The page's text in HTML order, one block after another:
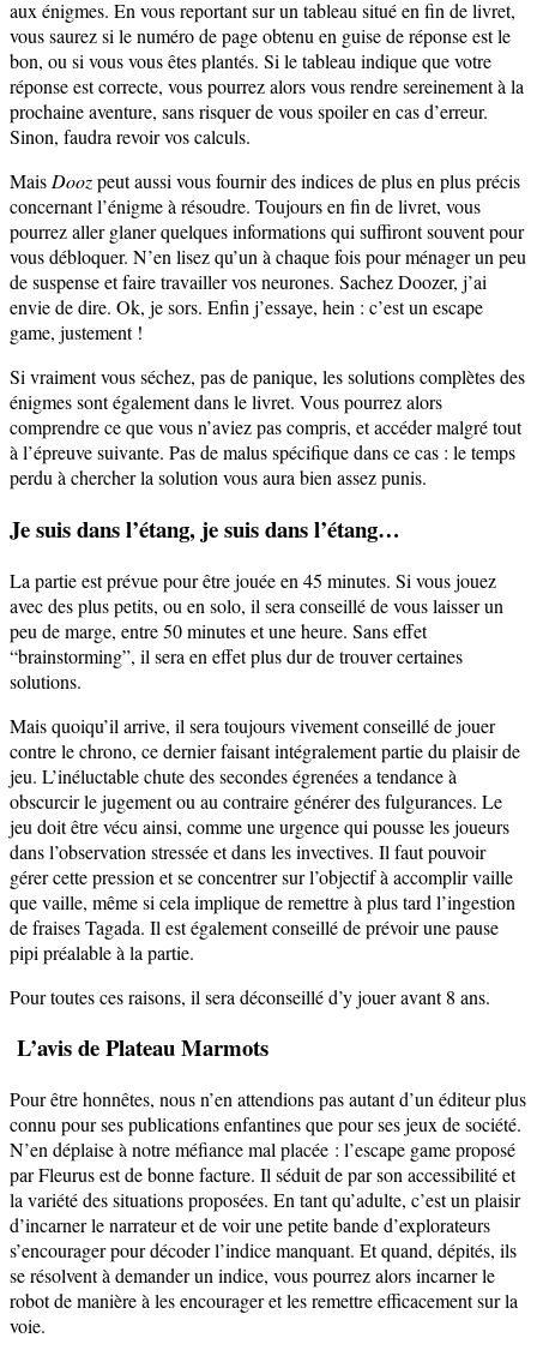
aux énigmes. En vous reportant sur un tableau situé en fin de livret,
vous saurez si le numéro de page obtenu en guise de réponse est le
bon, ou si vous vous êtes plantés. Si le tableau indique que votre
réponse est correcte, vous pourrez alors vous rendre sereinement à la
prochaine aventure, sans risquer de vous spoiler en cas d’erreur.
Sinon, faudra revoir vos calculs.
MaisDoozpeut aussi vous fournir des indices de plus en plus précis
concernant l’énigme à résoudre. Toujours en fin de livret, vous
pourrez aller glaner quelques informations qui suffiront souvent pour
vous débloquer. N’en lisez qu’un à chaque fois pour ménager un peu
de suspense et faire travailler vos neurones. Sachez Doozer, j’ai
envie de dire. Ok, je sors. Enfin j’essaye, hein : c’est un escape
game, justement !
Si vraiment vous séchez, pas de panique, les solutions complètes des
énigmes sont également dans le livret. Vous pourrez alors
comprendre ce que vous n’aviez pas compris, et accéder malgré tout
à l’épreuve suivante. Pas de malus spécifique dans ce cas : le temps
perdu à chercher la solution vous aura bien assez punis.
Je suis dans l’étang, je suis dans l’étang…
La partie est prévue pour être jouée en 45 minutes. Si vous jouez
avec des plus petits, ou en solo, il sera conseillé de vous laisser un
peu de marge, entre 50 minutes et une heure. Sans effet
“brainstorming”, il sera en effet plus dur de trouver certaines
solutions.
Mais quoiqu’il arrive, il sera toujours vivement conseillé de jouer
contre le chrono, ce dernier faisant intégralement partie du plaisir de
jeu. L’inéluctable chute des secondes égrenées a tendance à
obscurcir le jugement ou au contraire générer des fulgurances. Le
jeu doit être vécu ainsi, comme une urgence qui pousse les joueurs
dans l’observation stressée et dans les invectives. Il faut pouvoir
gérer cette pression et se concentrer sur l’objectif à accomplir vaille
que vaille, même si cela implique de remettre à plus tard l’ingestion
de fraises Tagada. Il est également conseillé de prévoir une pause
pipi préalable à la partie.
Pour toutes ces raisons, il sera déconseillé d’y jouer avant 8 ans.
L’avis de Plateau Marmots
Pour être honnêtes, nous n’en attendions pas autant d’un éditeur plus
connu pour ses publications enfantines que pour ses jeux de société.
N’en déplaise à notre méfiance mal placée : l’escape game proposé
par Fleurus est de bonne facture. Il séduit de par son accessibilité et
la variété des situations proposées. En tant qu’adulte, c’est un plaisir
d’incarner le narrateur et de voir une petite bande d’explorateurs
s’encourager pour décoder l’indice manquant. Et quand, dépités, ils
se résolvent à demander un indice, vous pourrez alors incarner le
robot de manière à les encourager et les remettre efficacement sur la
voie.